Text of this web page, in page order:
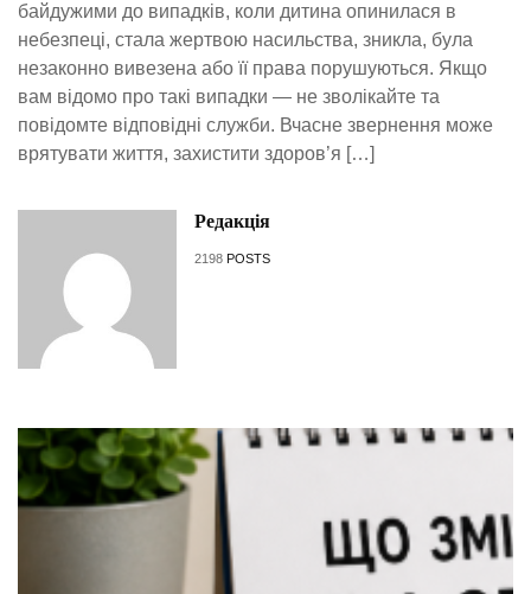
байдужими до випадків, коли дитина опинилася в
небезпеці, стала жертвою насильства, зникла, була
незаконно вивезена або її права порушуються. Якщо
вам відомо про такі випадки — не зволікайте та
повідомте відповідні служби. Вчасне звернення може
врятувати життя, захистити здоров’я […]
Редакція
2198 POSTS